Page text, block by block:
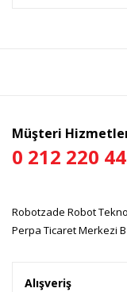
Müşteri
0 212 220
Robotzade Robot
Perpa Ticaret Merkezi B
Alışveriş